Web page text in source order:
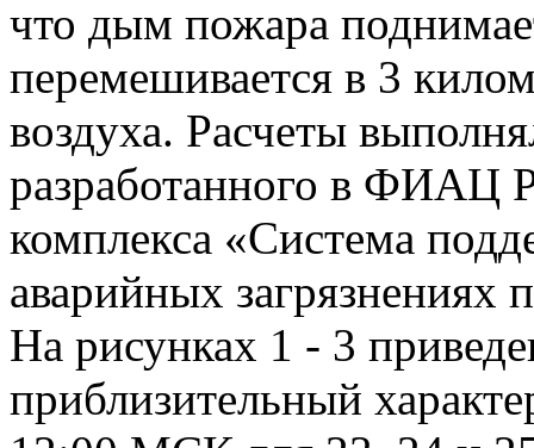
что дым пожара
перемешивается в 3
воздуха. Расчеты
разработанного в ФИАЦ
комплекса «Система
аварийных
На рисунках 1 - 3
приблизительный